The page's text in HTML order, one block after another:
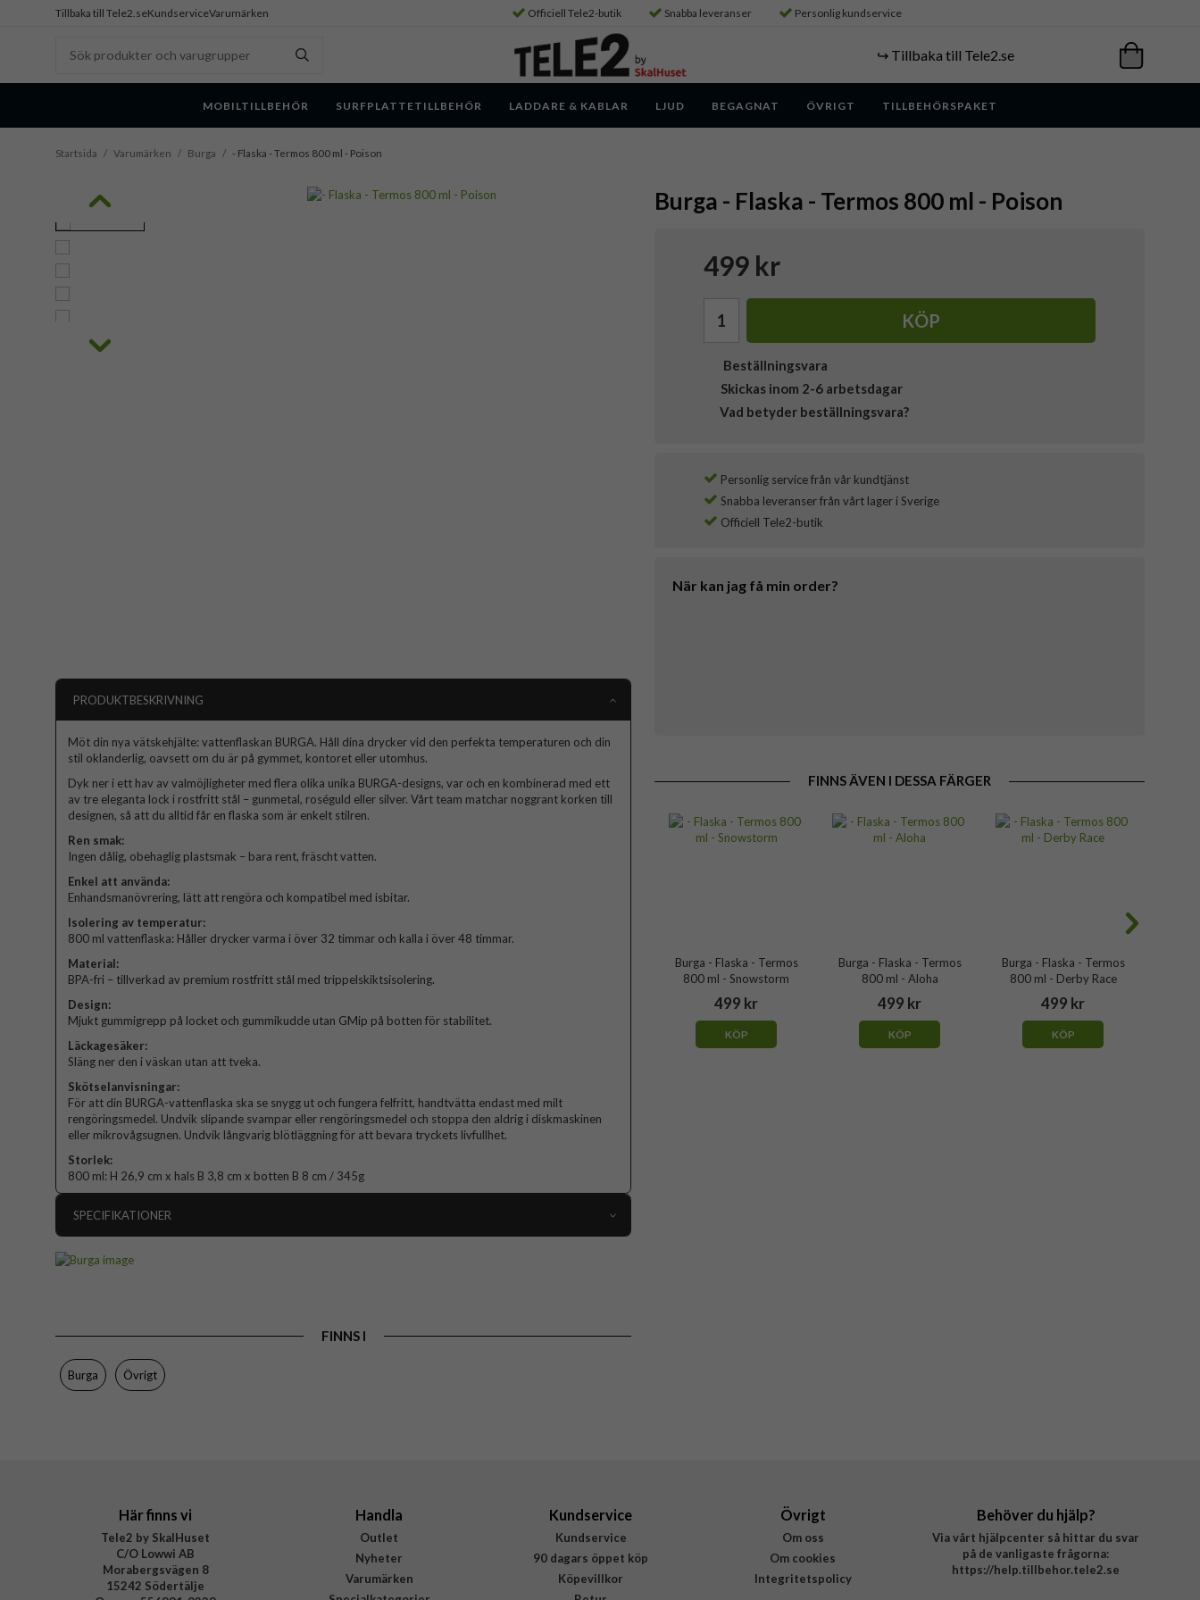
Tillbaka till Tele2.seKundserviceVarumärken Officiell Tele2-butik Snabba leveranser Personlig kundservice
↪️ Tillbaka till Tele2.se
MOBILTILLBEHÖR SURFPLATTETILLBEHÖR LADDARE & KABLAR LJUD BEGAGNAT ÖVRIGT TILLBEHÖRSPAKET
Startsida / Varumärken / Burga / - Flaska - Termos 800 ml - Poison
Burga - Flaska - Termos 800 ml - Poison
499 kr
KÖP
Beställningsvara
Skickas inom 2-6 arbetsdagar
Vad betyder beställningsvara?
Personlig service från vår kundtjänst
Snabba leveranser från vårt lager i Sverige
Officiell Tele2-butik
När kan jag få min order?
FINNS ÄVEN I DESSA FÄRGER
Burga - Flaska - Termos
800 ml - Snowstorm
499 kr
KÖP
Burga - Flaska - Termos
800 ml - Aloha
499 kr
KÖP
Burga - Flaska - Termos
800 ml - Derby Race
499 kr
KÖP
PRODUKTBESKRIVNING
Möt din nya vätskehjälte: vattenflaskan BURGA. Håll dina drycker vid den perfekta temperaturen och din
stil oklanderlig, oavsett om du är på gymmet, kontoret eller utomhus.
Dyk ner i ett hav av valmöjligheter med flera olika unika BURGA-designs, var och en kombinerad med ett
av tre eleganta lock i rostfritt stål – gunmetal, roséguld eller silver. Vårt team matchar noggrant korken till
designen, så att du alltid får en flaska som är enkelt stilren.
Ren smak:
Ingen dålig, obehaglig plastsmak – bara rent, fräscht vatten.
Enkel att använda:
Enhandsmanövrering, lätt att rengöra och kompatibel med isbitar.
Isolering av temperatur:
800 ml vattenflaska: Håller drycker varma i över 32 timmar och kalla i över 48 timmar.
Material:
BPA-fri – tillverkad av premium rostfritt stål med trippelskiktsisolering.
Design:
Mjukt gummigrepp på locket och gummikudde utan GMip på botten för stabilitet.
Läckagesäker:
Släng ner den i väskan utan att tveka.
Skötselanvisningar:
För att din BURGA-vattenflaska ska se snygg ut och fungera felfritt, handtvätta endast med milt
rengöringsmedel. Undvik slipande svampar eller rengöringsmedel och stoppa den aldrig i diskmaskinen
eller mikrovågsugnen. Undvik långvarig blötläggning för att bevara tryckets livfullhet.
Storlek:
800 ml: H 26,9 cm x hals B 3,8 cm x botten B 8 cm / 345g
SPECIFIKATIONER
Tillverkarens art nr
974735
EAN
FINNS I
Burga Övrigt
Här finns vi
Tele2 by SkalHuset
C/O Lowwi AB
Morabergsvägen 8
15242 Södertälje
Handla
Outlet
Nyheter
Varumärken
Kundservice
Kundservice
90 dagars öppet köp
Köpevillkor
Övrigt
Om oss
Om cookies
Integritetspolicy
Behöver du hjälp?
Via vårt hjälpcenter så hittar du svar
på de vanligaste frågorna:
https://help.tillbehor.tele2.se